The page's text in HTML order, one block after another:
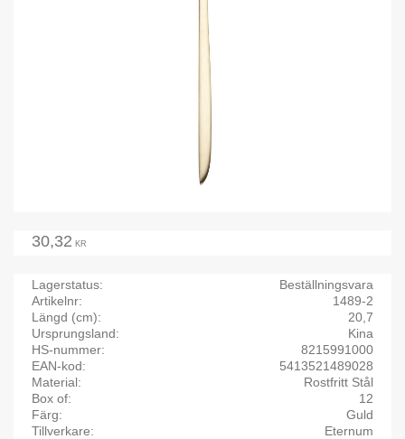
30,32 KR
Lagerstatus
Beställningsvara
Artikelnr
1489-2
Längd (cm)
20,7
Ursprungsland
Kina
HS-nummer
8215991000
EAN-kod
5413521489028
Material
Rostfritt Stål
Box of
12
Färg
Guld
Tillverkare
Eternum